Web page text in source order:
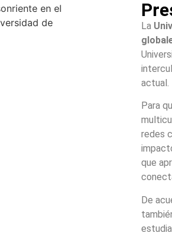
La
actual.
Para
redes
que
De